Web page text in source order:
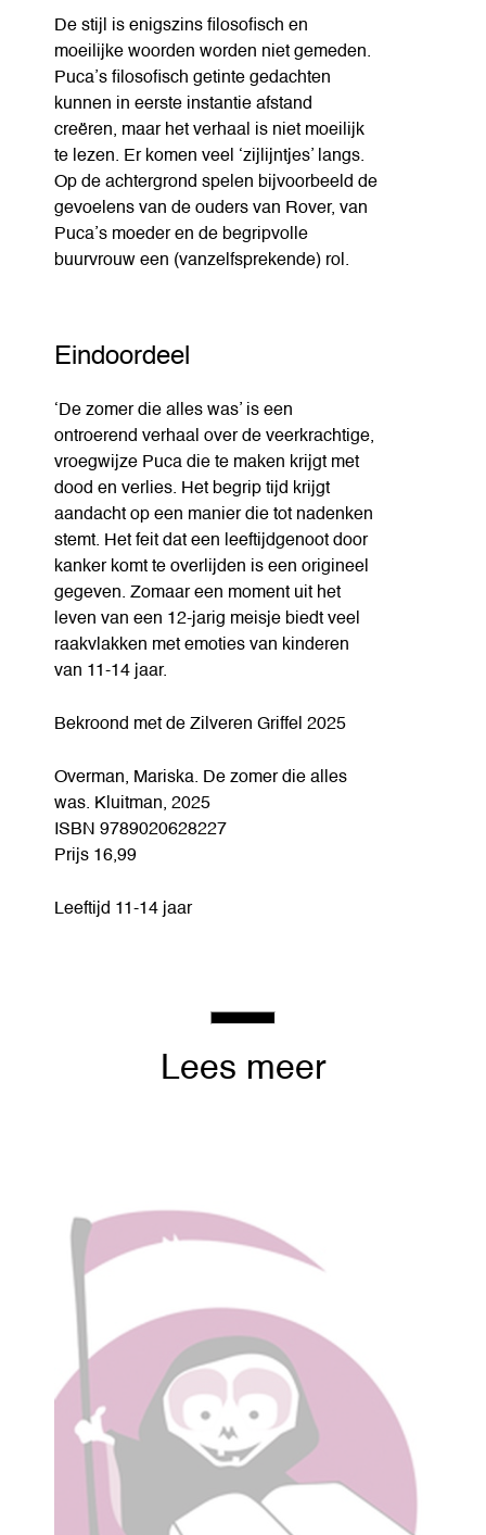
De stijl is enigszins filosofisch en
moeilijke woorden worden niet gemeden.
Puca’s filosofisch getinte gedachten
kunnen in eerste instantie afstand
creëren, maar het verhaal is niet moeilijk
te lezen. Er komen veel ‘zijlijntjes’ langs.
Op de achtergrond spelen bijvoorbeeld de
gevoelens van de ouders van Rover, van
Puca’s moeder en de begripvolle
buurvrouw een (vanzelfsprekende) rol.
Eindoordeel
‘De zomer die alles was’ is een
ontroerend verhaal over de veerkrachtige,
vroegwijze Puca die te maken krijgt met
dood en verlies. Het begrip tijd krijgt
aandacht op een manier die tot nadenken
stemt. Het feit dat een leeftijdgenoot door
kanker komt te overlijden is een origineel
gegeven. Zomaar een moment uit het
leven van een 12-jarig meisje biedt veel
raakvlakken met emoties van kinderen
van 11-14 jaar.
Bekroond met de Zilveren Griffel 2025
Overman, Mariska. De zomer die alles
was. Kluitman, 2025
ISBN 9789020628227
Prijs 16,99
Leeftijd 11-14 jaar
Lees meer